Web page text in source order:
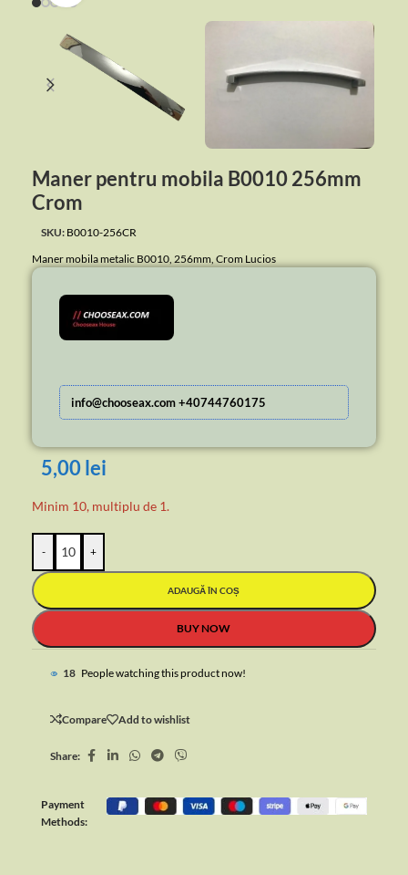
Maner pentru mobila B0010 256mm
Crom
SKU: B0010-256CR
Maner mobila metalic B0010, 256mm, Crom Lucios
info@chooseax.com +40744760175
5,00lei
- +
ADAUGĂ ÎN COȘ
BUY NOW
Minim 10, multiplu de 1.
20 People watching this product now!
Compare Add to wishlist
Share:
Payment
Methods: